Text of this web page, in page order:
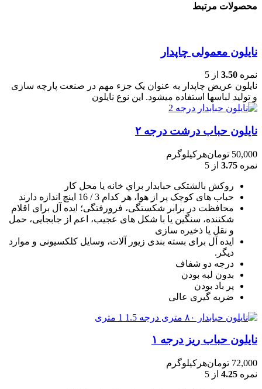
محصولات مرتبط
نایلون معمولی چاپدار
نمره 3.50 از 5
نایلون عریض چاپدار به عنوان یک جزء مهم در صنعت پارچه سازی
و تولید لباسها استفاده میشود. این نوع نایلون
نایلون حباب درشت درجه ۲
50,000 تومانهرکیلوگرم
نمره 3.75 از 5
روکش بالشتکی حبابدار براي خانه يا محل کار
حباب های کوچک پر از هوا، هر کدام 3 / 16 اينچ اندازه دارند
محافظت در برابر شکستگی، فرورفتگی؛ ايده آل برای اقلام
شکننده، سنگين يا با شکل های عجيب، اعم از جابجايی، حمل
و نقل يا ذخيره سازی
ایده آل برای بسته بندی زیور آلات، وسایل کلکسیونی و موارد
دیگر.
درجه دو شفاف
بدون لبه بودن
پر باد بودن
ضربه گیری عالی
نایلون حباب ریز درجه ۱
72,000 تومانهرکیلوگرم
نمره 4.25 از 5